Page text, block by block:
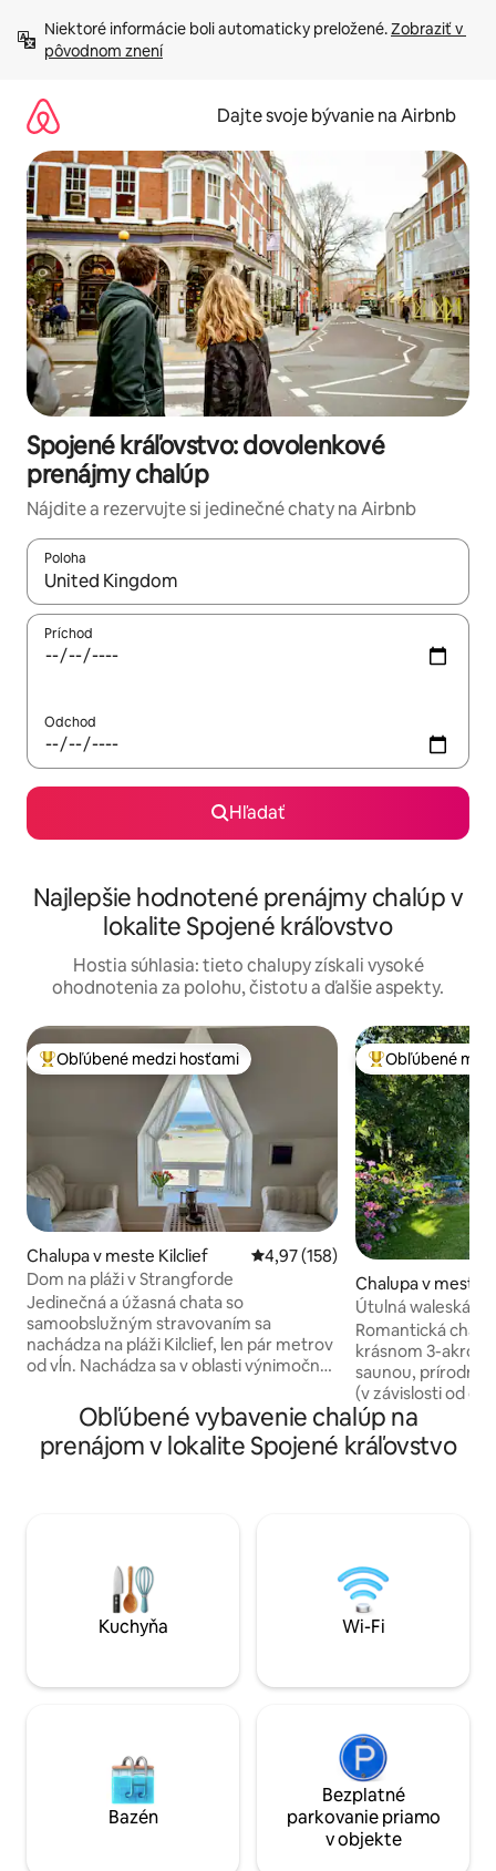
obsah.
Niektoré informácie boli automaticky preložené. Zobraziť v
pôvodnom znení
Dajte svoje bývanie na Airbnb
Spojené kráľovstvo: dovolenkové
prenájmy chalúp
Nájdite a rezervujte si jedinečné chaty na Airbnb
Poloha
Keď budú výsledky k dispozícii, môžete si ich prechádzať
Príchod
Odchod
Hľadať
Najlepšie hodnotené prenájmy chalúp v
lokalite Spojené kráľovstvo
Hostia súhlasia: tieto chalupy získali vysoké
ohodnotenia za polohu, čistotu a ďalšie aspekty.
Najobľúbenejšie medzi hosťami
Obľúbené medzi hosťami
Chalupa v meste Kilclief Priemerné ohodnotenie 4,97 z
4,97 (158)
Dom na pláži v Strangforde
Jedinečná a úžasná chata so
samoobslužným stravovaním sa
nachádza na pláži Kilclief, len pár metrov
od vĺn. Nachádza sa v oblasti výnimočnej
našom útulnom dome s jednou spálňou
si môžete vychutnať vodné športy
(najmä plávanie), prechádzky,
krátku jazdu autom a hory, golfové
ihriská, prírodné rezervácie a mnoho
iného sú ľahko dostupné.
Najobľúbenejšie
Obľúbené
Chalupa v meste
shire
Útulná waleská
akrovom areáli
Romantická
krásnom 3-
saunou,
(v závislosti od
Prechádzky po
pláže a
Pohľad na
kuchyňa s
posedenie s
internet,
atď.). 2 dobre
Obľúbené vybavenie chalúp na
prenájom v lokalite Spojené kráľovstvo
Kuchyňa Wi-Fi
Bazén
Bezplatné
parkovanie priamo
v objekte